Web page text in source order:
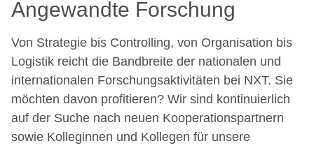
Angewandte Forschung
Von Strategie bis Controlling, von Organisation bis
Logistik reicht die Bandbreite der nationalen und
internationalen Forschungsaktivitäten bei NXT. Sie
möchten davon profitieren? Wir sind kontinuierlich
auf der Suche nach neuen Kooperationspartnern
sowie Kolleginnen und Kollegen für unsere